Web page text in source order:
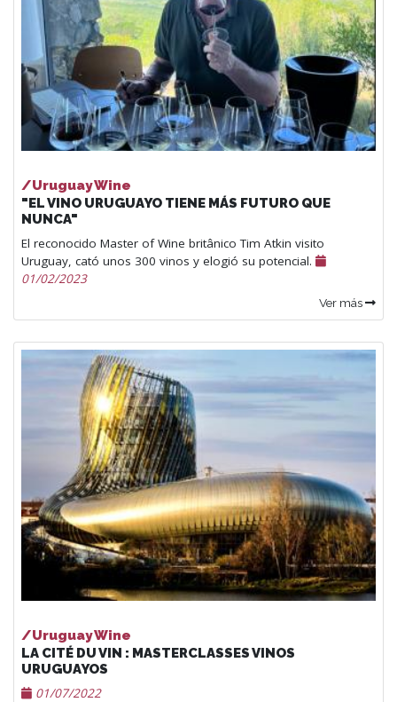
/Uruguay Wine
"EL VINO URUGUAYO TIENE MÁS FUTURO QUE
NUNCA"
El reconocido Master of Wine britânico Tim Atkin visito
Uruguay, cató unos 300 vinos y elogió su potencial.
01/02/2023
Ver más
/Uruguay Wine
LA CITÉ DU VIN : MASTERCLASSES VINOS
URUGUAYOS
01/07/2022